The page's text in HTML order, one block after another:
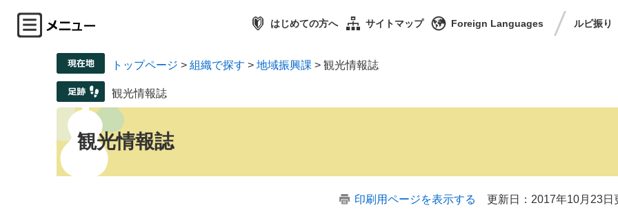
はじめての方へ サイトマップ Foreign Languages ルビ振り
トップページ > 組織で探す > 地域振興課 > 観光情報誌
観光情報誌
観光情報誌
印刷用ページを表示する 更新日：2017年10月23日